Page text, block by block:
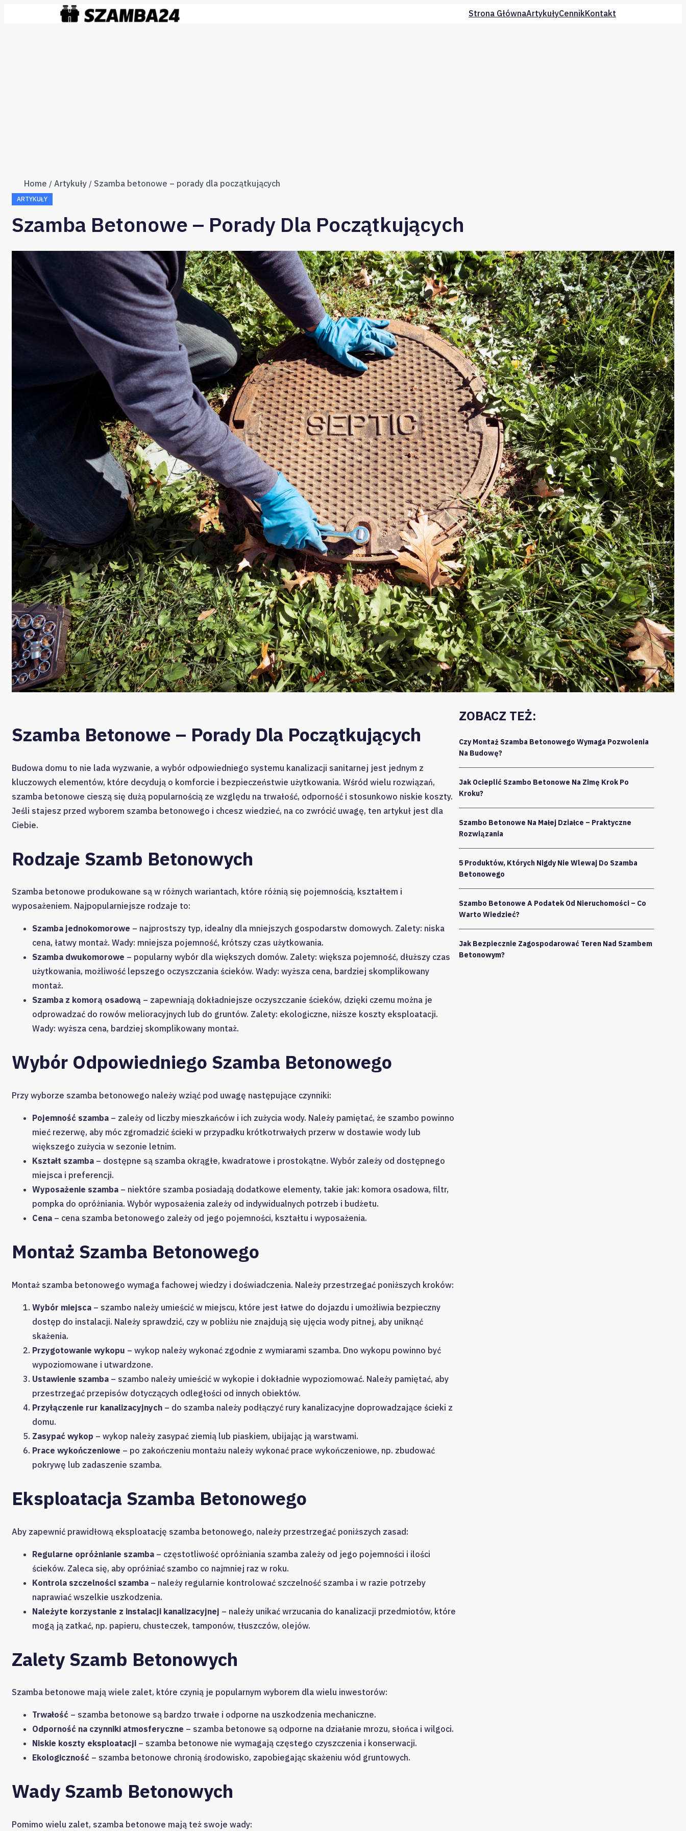
Strona GłównaArtykułyCennikKontakt
Home Artykuły Szamba betonowe – porady dla początkujących
ARTYKUŁY
Szamba Betonowe – Porady Dla Początkujących
Szamba Betonowe – Porady Dla Początkujących
Budowa domu to nie lada wyzwanie, a wybór odpowiedniego systemu kanalizacji sanitarnej jest jednym z
kluczowych elementów, które decydują o komforcie i bezpieczeństwie użytkowania. Wśród wielu rozwiązań,
szamba betonowe cieszą się dużą popularnością ze względu na trwałość, odporność i stosunkowo niskie koszty.
Jeśli stajesz przed wyborem szamba betonowego i chcesz wiedzieć, na co zwrócić uwagę, ten artykuł jest dla
Ciebie.
Rodzaje Szamb Betonowych
Szamba betonowe produkowane są w różnych wariantach, które różnią się pojemnością, kształtem i
wyposażeniem. Najpopularniejsze rodzaje to:
Szamba jednokomorowe – najprostszy typ, idealny dla mniejszych gospodarstw domowych. Zalety: niska
cena, łatwy montaż. Wady: mniejsza pojemność, krótszy czas użytkowania.
Szamba dwukomorowe – popularny wybór dla większych domów. Zalety: większa pojemność, dłuższy czas
użytkowania, możliwość lepszego oczyszczania ścieków. Wady: wyższa cena, bardziej skomplikowany
montaż.
Szamba z komorą osadową – zapewniają dokładniejsze oczyszczanie ścieków, dzięki czemu można je
odprowadzać do rowów melioracyjnych lub do gruntów. Zalety: ekologiczne, niższe koszty eksploatacji.
Wady: wyższa cena, bardziej skomplikowany montaż.
Wybór Odpowiedniego Szamba Betonowego
Przy wyborze szamba betonowego należy wziąć pod uwagę następujące czynniki:
Pojemność szamba – zależy od liczby mieszkańców i ich zużycia wody. Należy pamiętać, że szambo powinno
mieć rezerwę, aby móc zgromadzić ścieki w przypadku krótkotrwałych przerw w dostawie wody lub
większego zużycia w sezonie letnim.
Kształt szamba – dostępne są szamba okrągłe, kwadratowe i prostokątne. Wybór zależy od dostępnego
miejsca i preferencji.
Wyposażenie szamba – niektóre szamba posiadają dodatkowe elementy, takie jak: komora osadowa, filtr,
pompka do opróżniania. Wybór wyposażenia zależy od indywidualnych potrzeb i budżetu.
Cena – cena szamba betonowego zależy od jego pojemności, kształtu i wyposażenia.
Montaż Szamba Betonowego
Montaż szamba betonowego wymaga fachowej wiedzy i doświadczenia. Należy przestrzegać poniższych kroków:
Wybór miejsca – szambo należy umieścić w miejscu, które jest łatwe do dojazdu i umożliwia bezpieczny
dostęp do instalacji. Należy sprawdzić, czy w pobliżu nie znajdują się ujęcia wody pitnej, aby uniknąć
skażenia.
Przygotowanie wykopu – wykop należy wykonać zgodnie z wymiarami szamba. Dno wykopu powinno być
wypoziomowane i utwardzone.
Ustawienie szamba – szambo należy umieścić w wykopie i dokładnie wypoziomować. Należy pamiętać, aby
przestrzegać przepisów dotyczących odległości od innych obiektów.
Przyłączenie rur kanalizacyjnych – do szamba należy podłączyć rury kanalizacyjne doprowadzające ścieki z
domu.
Zasypać wykop – wykop należy zasypać ziemią lub piaskiem, ubijając ją warstwami.
Prace wykończeniowe – po zakończeniu montażu należy wykonać prace wykończeniowe, np. zbudować
pokrywę lub zadaszenie szamba.
Eksploatacja Szamba Betonowego
Aby zapewnić prawidłową eksploatację szamba betonowego, należy przestrzegać poniższych zasad:
Regularne opróżnianie szamba – częstotliwość opróżniania szamba zależy od jego pojemności i ilości
ścieków. Zaleca się, aby opróżniać szambo co najmniej raz w roku.
Kontrola szczelności szamba – należy regularnie kontrolować szczelność szamba i w razie potrzeby
naprawiać wszelkie uszkodzenia.
Należyte korzystanie z instalacji kanalizacyjnej – należy unikać wrzucania do kanalizacji przedmiotów, które
mogą ją zatkać, np. papieru, chusteczek, tamponów, tłuszczów, olejów.
Zalety Szamb Betonowych
Szamba betonowe mają wiele zalet, które czynią je popularnym wyborem dla wielu inwestorów:
Trwałość – szamba betonowe są bardzo trwałe i odporne na uszkodzenia mechaniczne.
Odporność na czynniki atmosferyczne – szamba betonowe są odporne na działanie mrozu, słońca i wilgoci.
Niskie koszty eksploatacji – szamba betonowe nie wymagają częstego czyszczenia i konserwacji.
Ekologiczność – szamba betonowe chronią środowisko, zapobiegając skażeniu wód gruntowych.
Wady Szamb Betonowych
Pomimo wielu zalet, szamba betonowe mają też swoje wady:
ZOBACZ TEŻ:
Czy Montaż Szamba Betonowego Wymaga Pozwolenia
Na Budowę?
Jak Ocieplić Szambo Betonowe Na Zimę Krok Po
Kroku?
Szambo Betonowe Na Małej Działce – Praktyczne
Rozwiązania
5 Produktów, Których Nigdy Nie Wlewaj Do Szamba
Betonowego
Szambo Betonowe A Podatek Od Nieruchomości – Co
Warto Wiedzieć?
Jak Bezpiecznie Zagospodarować Teren Nad Szambem
Betonowym?